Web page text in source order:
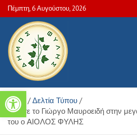
Ανοίξτε τη γραμμή
Skip
to
content
Πέμπτη, 6 Αυγούστου, 2026
Πολιτιστικές και
δραστηριότητες Δήμου
Home
Δελτία Τύπου
Τίμησε το Γιώργο Μαυροειδή στην
του ο ΑΙΟΛΟΣ ΦΥΛΗΣ